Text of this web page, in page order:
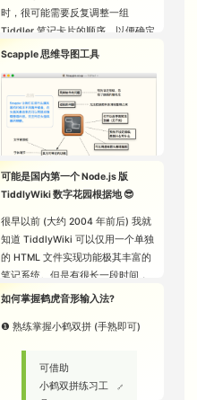
时，很可能需要反复调整一组
Tiddler 笔记卡片的顺序，以便确定
演示文稿的播放次序，这时就需要
它承载排列顺序的字段，非常麻
烦）🤔
利用
指令
调用此命令，所有
从属于某个指定
Tag 的笔记卡片，
拽排序的列表。
宏指令
Scapple 思维导图工具
可能是国内第一个 Node.js 版
TiddlyWiki 数字花园根据地 😎
很早以前 (大约 2004 年前后) 我就
知道 TiddlyWiki 可以仅用一个单独
的 HTML 文件实现功能极其丰富的
笔记系统。但是有很长一段时间，
并不知道 TiddlyWiki 的 Node.js 版
件存储就是说，如果我在网页端创
片，服务器文件系统中就会生成一
新笔记001.tid
的纯文本
如何掌握鹤虎音形输入法?
❶ 熟练掌握小鹤双拼 (手熟即可)
可借助
小鹤双拼练习工